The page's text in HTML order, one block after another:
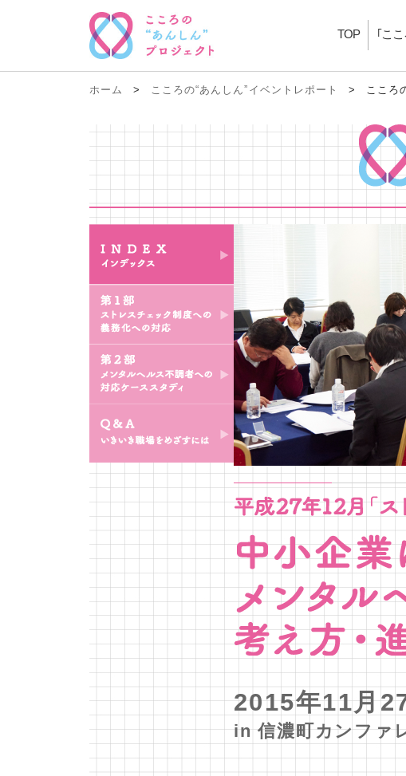
TOP ｢こ
ホーム > こころの“あんしん”イベントレポート > こころ
index
第1部 ストレスチェック
制度への義務化への対応
調者への対応ケーススタ
Q＆A いきいき職場をめ
ざすには
2015年11月
in 信濃町カンファ